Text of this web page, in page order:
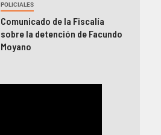
POLICIALES
Comunicado de la Fiscalía
sobre la detención de Facundo
Moyano